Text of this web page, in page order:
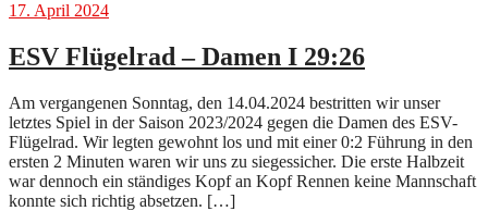
17. April 2024
ESV Flügelrad – Damen I 29:26
Am vergangenen Sonntag, den 14.04.2024 bestritten wir unser
letztes Spiel in der Saison 2023/2024 gegen die Damen des ESV-
Flügelrad. Wir legten gewohnt los und mit einer 0:2 Führung in den
ersten 2 Minuten waren wir uns zu siegessicher. Die erste Halbzeit
war dennoch ein ständiges Kopf an Kopf Rennen keine Mannschaft
konnte sich richtig absetzen. […]